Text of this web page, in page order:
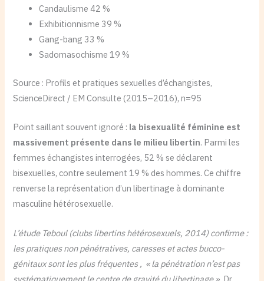
Candaulisme 42 %
Exhibitionnisme 39 %
Gang-bang 33 %
Sadomasochisme 19 %
Source : Profils et pratiques sexuelles d’échangistes,
ScienceDirect / EM Consulte (2015–2016), n=95
Point saillant souvent ignoré : la bisexualité féminine est
massivement présente dans le milieu libertin. Parmi les
femmes échangistes interrogées, 52 % se déclarent
bisexuelles, contre seulement 19 % des hommes. Ce chiffre
renverse la représentation d’un libertinage à dominante
masculine hétérosexuelle.
L’étude Teboul (clubs libertins hétérosexuels, 2014) confirme :
les pratiques non pénétratives, caresses et actes bucco-
génitaux sont les plus fréquentes , « la pénétration n’est pas
systématiquement le centre de gravité du libertinage ». Dr